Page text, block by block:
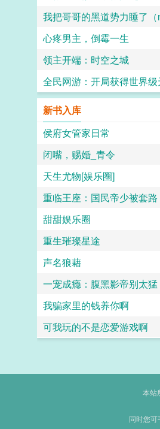
我把哥哥的黑道势力睡了（
心疼男主，倒霉一生
领主开端：时空之城
全民网游：开局获得世界级
新书入库
侯府女管家日常
闭嘴，赐婚_青令
天生尤物[娱乐圈]
重临王座：国民帝少被套路
甜甜娱乐圈
重生璀璨星途
声名狼藉
一宠成瘾：腹黑影帝别太猛
我骗家里的钱养你啊
可我玩的不是恋爱游戏啊
本站
同时您